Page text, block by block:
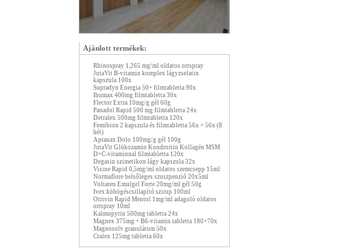
Ajánlott termékek:
Rhinospray 1,265 mg/ml oldatos orrspray
JutaVit B-vitamin komplex lágyzselatin
kapszula 100x
Supradyn Energia 50+ filmtabletta 90x
Ibumax 400mg filmtabletta 30x
Flector Extra 10mg/g gél 60g
Panadol Rapid 500 mg filmtabletta 24x
Detralex 500mg filmtabletta 120x
Femibion 2 kapszula és filmtabletta 56x + 56x (8
hét)
Apranax Dolo 100mg/g gél 100g
JutaVit Glükozamin Kondroitin Kollagén MSM
D+C-vitaminnal filmtabletta 120x
Degasin szimetikon lágy kapszula 32x
Visine Rapid 0,5mg/ml oldatos szemcsepp 15ml
Normaflore belsőleges szuszpenzió 20x5ml
Voltaren Emulgel Forte 20mg/ml gél 50g
Ivex köhögéscsillapító szirup 100ml
Otrivin Rapid Mentol 1mg/ml adagoló oldatos
orrspray 10ml
Kalmopyrin 500mg tabletta 24x
Magnex 375mg + B6-vitamin tabletta 180+70x
Magnosolv granulátum 50x
Cralex 125mg tabletta 60x